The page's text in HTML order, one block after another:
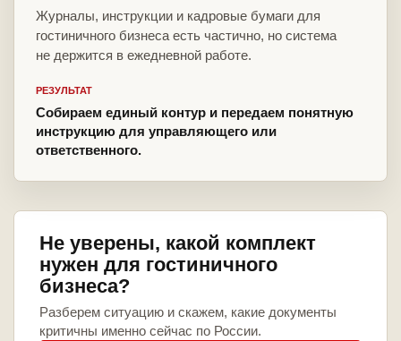
Журналы, инструкции и кадровые бумаги для
гостиничного бизнеса есть частично, но система
не держится в ежедневной работе.
РЕЗУЛЬТАТ
Собираем единый контур и передаем понятную
инструкцию для управляющего или
ответственного.
Не уверены, какой комплект
нужен для гостиничного
бизнеса?
Разберем ситуацию и скажем, какие документы
критичны именно сейчас по России.